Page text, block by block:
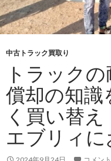
ら
エ
ブ
リ
走
行
距
離
と
寿
中古トラック買取り
トラック
償却の知識
く買い替
エブリィに